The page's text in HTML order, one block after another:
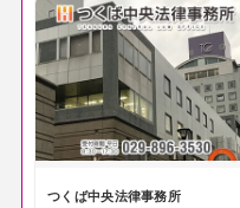
つくば中央法律事務所